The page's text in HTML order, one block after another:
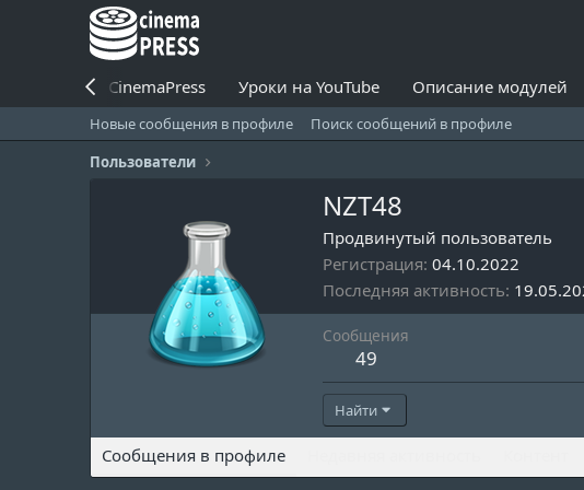
Установить CinemaPress Уроки на YouTube Описание модулей
Новые сообщения в профиле
Поиск сообщений в профиле
Пользователи
NZT48
Продвинутый пользователь
Регистрация 04.10.2022
Последняя активность
Сообщения
49
Найти
Сообщения в профиле